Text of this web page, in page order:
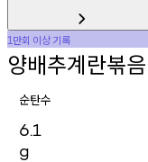
1만회 이상기록
양배추계란볶음
순탄수
6.1
g